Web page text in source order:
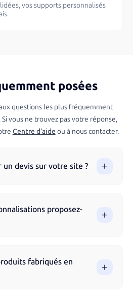
vos supports personnalisés
posées
questions les plus fréquemment
vous ne trouvez pas votre réponse,
Centre d’aide ou à nous contacter.
devis sur votre site ?
à chaque étape pour
proposez-
UV et tampographie.
au support choisi pour un
fabriqués en